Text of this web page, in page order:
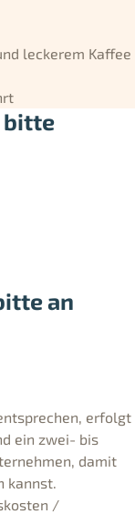
leckerem Kaffee
bitte
an
erfolgt
ein zwei- bis
damit
kannst.
/